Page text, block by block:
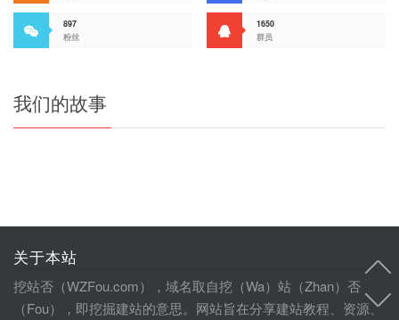
897
粉丝
1650
群员
我们的故事
关于本站
挖站否（WZFou.com），域名取自挖（Wa）站（Zhan）否
（Fou），即挖掘建站的意思。网站旨在分享建站教程、资源、